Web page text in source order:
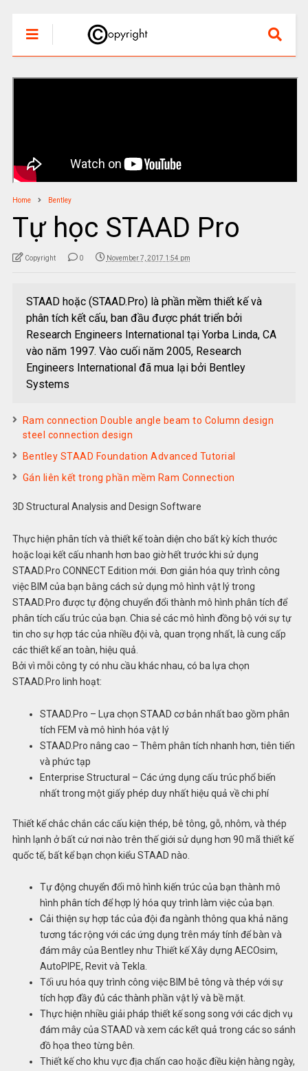
Home Bentley
Tự học STAAD Pro
Copyright 0 November 7, 2017 1:54 pm
STAAD hoặc (STAAD.Pro) là phần mềm thiết kế và
phân tích kết cấu, ban đầu được phát triển bởi
Research Engineers International tại Yorba Linda, CA
vào năm 1997. Vào cuối năm 2005, Research
Engineers International đã mua lại bởi Bentley
Systems
Ram connection Double angle beam to Column design
steel connection design
Bentley STAAD Foundation Advanced Tutorial
Gán liên kết trong phần mềm Ram Connection
3D Structural Analysis and Design Software
Thực hiện phân tích và thiết kế toàn diện cho bất kỳ kích thước
hoặc loại kết cấu nhanh hơn bao giờ hết trước khi sử dụng
STAAD.Pro CONNECT Edition mới. Đơn giản hóa quy trình công
việc BIM của bạn bằng cách sử dụng mô hình vật lý trong
STAAD.Pro được tự động chuyển đổi thành mô hình phân tích để
phân tích cấu trúc của bạn. Chia sẻ các mô hình đồng bộ với sự tự
tin cho sự hợp tác của nhiều đội và, quan trọng nhất, là cung cấp
các thiết kế an toàn, hiệu quả.
Bởi vì mỗi công ty có nhu cầu khác nhau, có ba lựa chọn
STAAD.Pro linh hoạt:
STAAD.Pro – Lựa chọn STAAD cơ bản nhất bao gồm phân
tích FEM và mô hình hóa vật lý
STAAD.Pro nâng cao – Thêm phân tích nhanh hơn, tiên tiến
và phức tạp
Enterprise Structural – Các ứng dụng cấu trúc phổ biến
nhất trong một giấy phép duy nhất hiệu quả về chi phí
Thiết kế chắc chắn các cấu kiện thép, bê tông, gỗ, nhôm, và thép
hình lạnh ở bất cứ nơi nào trên thế giới sử dụng hơn 90 mã thiết kế
quốc tế, bất kể bạn chọn kiểu STAAD nào.
Tự động chuyển đổi mô hình kiến trúc của bạn thành mô
hình phân tích để hợp lý hóa quy trình làm việc của bạn.
Cải thiện sự hợp tác của đội đa ngành thông qua khả năng
tương tác rộng với các ứng dụng trên máy tính để bàn và
đám mây của Bentley như Thiết kế Xây dựng AECOsim,
AutoPIPE, Revit và Tekla.
Tối ưu hóa quy trình công việc BIM bê tông và thép với sự
tích hợp đầy đủ các thành phần vật lý và bề mặt.
Thực hiện nhiều giải pháp thiết kế song song với các dịch vụ
đám mây của STAAD và xem các kết quả trong các so sánh
đồ họa theo từng bên.
Thiết kế cho khu vực địa chấn cao hoặc điều kiện hàng ngày,